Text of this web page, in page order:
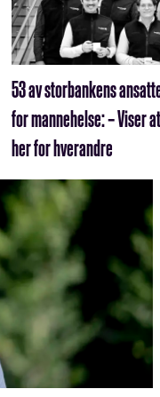
53 av storbankens
for mannehelse: – Viser
her for hverandre